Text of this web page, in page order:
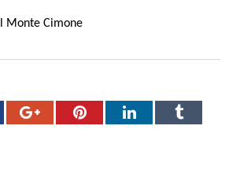
Monte Cimone
Google+PinterestLinkedInTumblr